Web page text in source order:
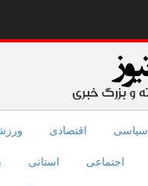
سیاسی اقتصادی
اجتماعی استانی